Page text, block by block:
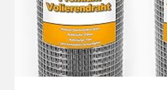
25MM,
VERZINKTER
MASCHENDR…